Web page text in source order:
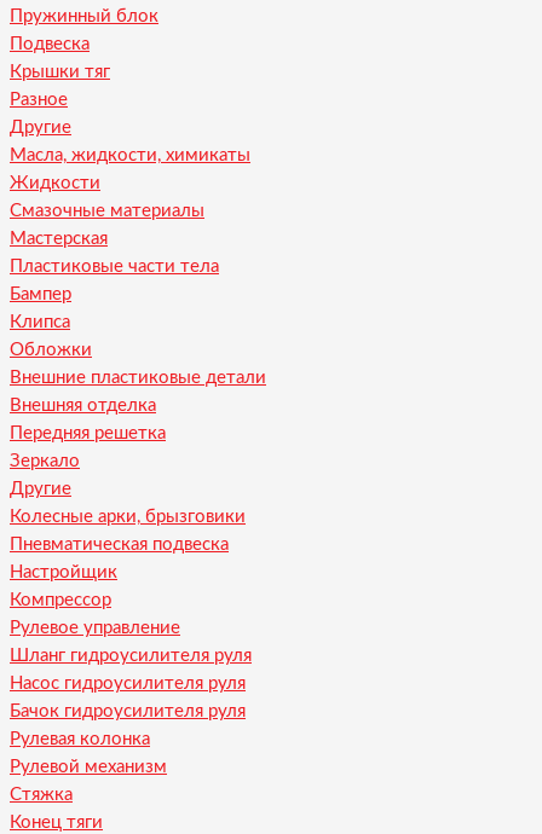
Пружинный блок
Подвеска
Крышки тяг
Разное
Другие
Масла, жидкости, химикаты
Жидкости
Смазочные материалы
Мастерская
Пластиковые части тела
Бампер
Клипса
Обложки
Внешние пластиковые детали
Внешняя отделка
Передняя решетка
Зеркало
Другие
Колесные арки, брызговики
Пневматическая подвеска
Настройщик
Компрессор
Рулевое управление
Шланг гидроусилителя руля
Насос гидроусилителя руля
Бачок гидроусилителя руля
Рулевая колонка
Рулевой механизм
Стяжка
Конец тяги